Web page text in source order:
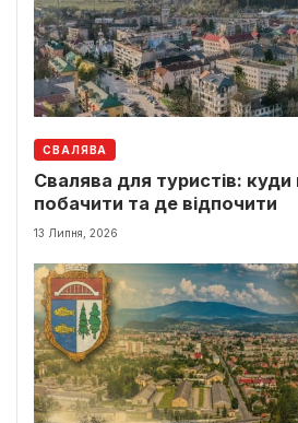
СВАЛЯВА
Свалява для туристів: куди
побачити та де відпочити
13 Липня, 2026